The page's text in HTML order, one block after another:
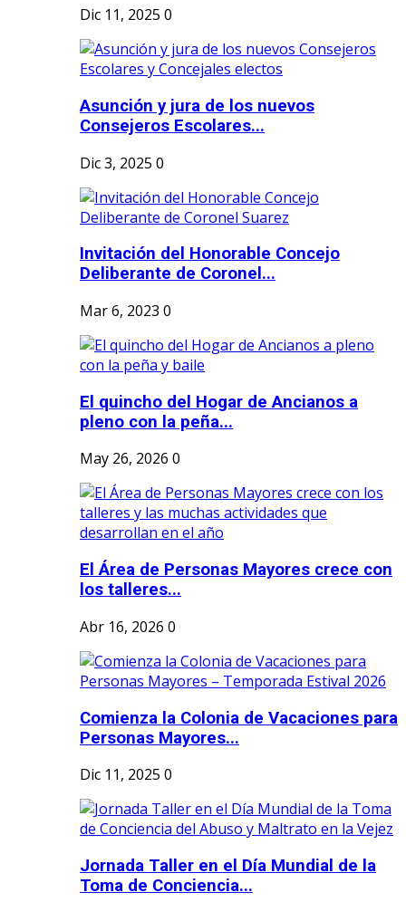
Dic 11, 2025 0
Asunción y jura de los nuevos
Consejeros Escolares...
Dic 3, 2025 0
Invitación del Honorable Concejo
Deliberante de Coronel...
Mar 6, 2023 0
El quincho del Hogar de Ancianos a
pleno con la peña...
May 26, 2026 0
El Área de Personas Mayores crece con
los talleres...
Abr 16, 2026 0
Comienza la Colonia de Vacaciones para
Personas Mayores...
Dic 11, 2025 0
Jornada Taller en el Día Mundial de la
Toma de Conciencia...